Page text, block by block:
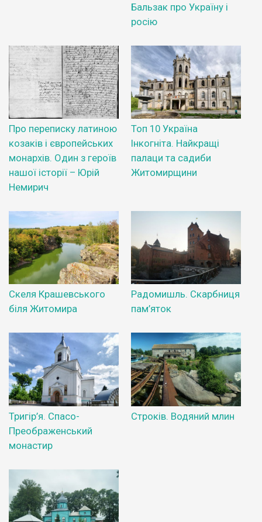
Бальзак про Україну і
росію
Про переписку латиною
козаків і європейських
монархів. Один з героїв
нашої історії – Юрій
Немирич
Топ 10 Україна
Інкогніта. Найкращі
палаци та садиби
Житомирщини
Скеля Крашевського
біля Житомира
Радомишль. Скарбниця
пам’яток
Тригір’я. Спасо-
Преображенський
монастир
Строків. Водяний млин